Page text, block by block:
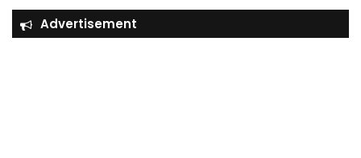
Advertisement